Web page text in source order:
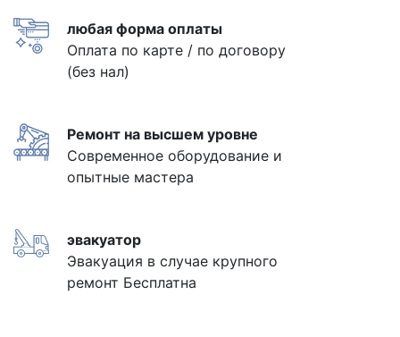
любая форма оплаты
Оплата по карте / по договору
(без нал)
Ремонт на высшем уровне
Современное оборудование и
опытные мастера
эвакуатор
Эвакуация в случае крупного
ремонт Бесплатна